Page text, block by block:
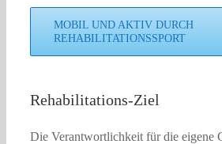
MOBIL UND AKTIV DURCH
REHABILITATIONSSPORT
Rehabilitations-Ziel
Die Verantwortlichkeit für die eigene